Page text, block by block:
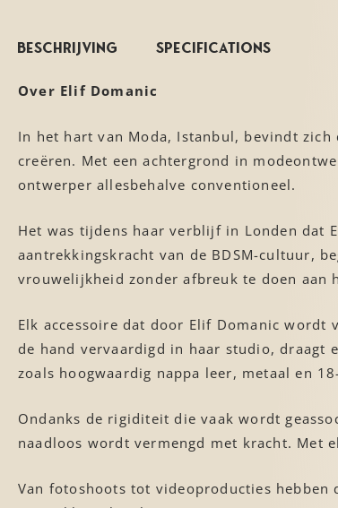
Beschrijving Specifications
Over Elif Domanic
In het hart van Moda, Istanbul, bevindt zich
creëren. Met een achtergrond in
ontwerper allesbehalve conventioneel.
Het was tijdens haar verblijf in Londen dat
aantrekkingskracht van de BDSM-cultuur,
vrouwelijkheid zonder afbreuk te doen aan
Elk accessoire dat door Elif Domanic
de hand vervaardigd in haar studio, draagt
zoals hoogwaardig nappa leer, metaal en
Ondanks de rigiditeit die vaak wordt
naadloos wordt vermengd met kracht. Met
Van fotoshoots tot videoproducties hebben